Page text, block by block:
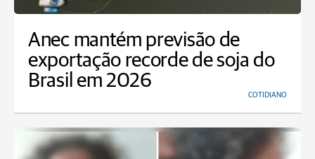
Anec mantém previsão de
exportação recorde de soja do
Brasil em 2026
COTIDIANO